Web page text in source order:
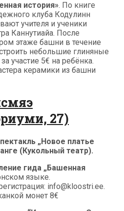
история». По книге
клуба Кодулинн
учителя и ученики
Каннутиайа. После
этаже башни в течение
небольшие глиняные
участие 5€ на ребёнка.
керамики из башни
27)
„Новое платье
(Кукольный театр).
гида „Башенная
языке.
info@kloostri.ee.
монет 8€